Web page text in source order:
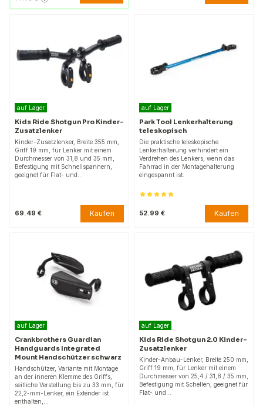
auf Lager
Kids Ride Shotgun Pro Kinder-
Zusatzlenker
Kinder-Zusatzlenker, Breite 355 mm,
Griff 19 mm, für Lenker mit einem
Durchmesser von 31,8 und 35 mm,
Befestigung mit Schnellspannern,
geeignet für Flat- und…
69.49 € Kaufen
auf Lager
Park Tool Lenkerhalterung
teleskopisch
Die praktische teleskopische
Lenkerhalterung verhindert ein
Verdrehen des Lenkers, wenn das
Fahrrad in der Montagehalterung
eingespannt ist.
52.99 € Kaufen
auf Lager
Crankbrothers Guardian
Handguards Integrated
Mount Handschützer schwarz
Handschützer, Variante mit Montage
an der inneren Klemme des Griffs,
seitliche Verstellung bis zu 33 mm, für
22,2-mm-Lenker, ein Extender ist
enthalten,…
auf Lager
Kids Ride Shotgun 2.0 Kinder-
Zusatzlenker
Kinder-Anbau-Lenker, Breite 250 mm,
Griff 19 mm, für Lenker mit einem
Durchmesser von 25,4 / 31,8 / 35 mm,
Befestigung mit Schellen, geeignet für
Flat- und…